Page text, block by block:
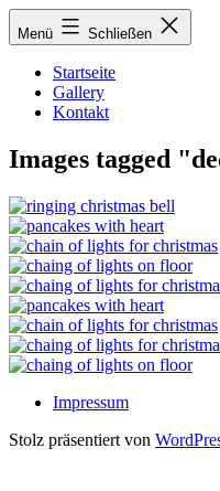
Zum
Inhalt
Menü Schließen
Startseite
Gallery
Kontakt
Images tagged
Impressum
Stolz präsentiert von